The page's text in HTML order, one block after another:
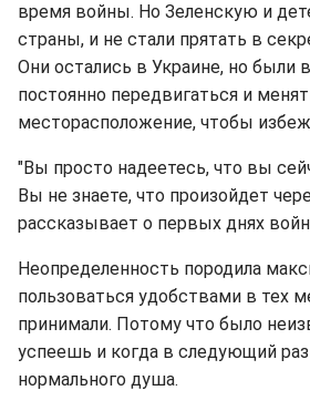
время войны. Но Зеленскую и
страны, и не стали прятать в
Они остались в Украине, но
постоянно передвигаться и
месторасположение, чтобы
"Вы просто надеетесь, что вы
Вы не знаете, что произойдет
рассказывает о первых днях
Неопределенность породила
пользоваться удобствами в тех
принимали. Потому что было
успеешь и когда в следующий
нормального душа.